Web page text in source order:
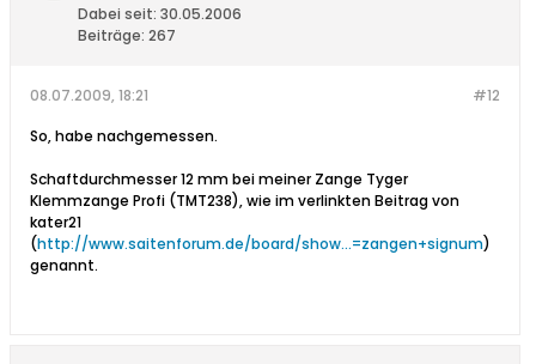
Dabei seit: 30.05.2006
Beiträge: 267
#12
08.07.2009, 18:21
So, habe nachgemessen.
Schaftdurchmesser 12 mm bei meiner Zange Tyger
Klemmzange Profi (TMT238), wie im verlinkten Beitrag von
kater21
(http://www.saitenforum.de/board/show...=zangen+signum)
genannt.